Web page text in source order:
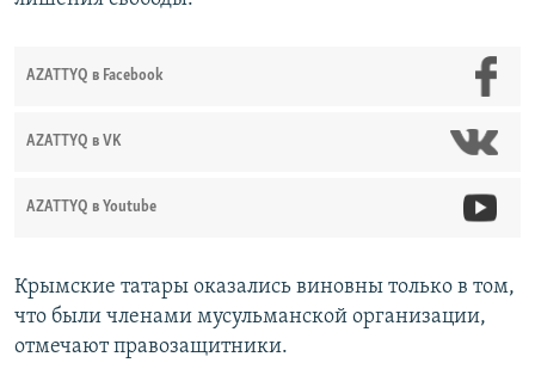
AZATTYQ в Facebook
AZATTYQ в VK
AZATTYQ в Youtube
Крымские татары оказались виновны только в том,
что были членами мусульманской организации,
отмечают правозащитники.